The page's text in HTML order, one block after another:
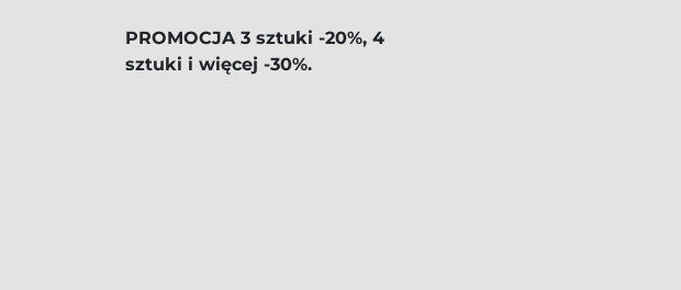
PROMOCJA 3 sztuki -20%, 4
sztuki i więcej -30%.